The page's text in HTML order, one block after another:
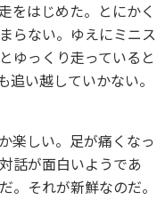
をはじめた。とにかく
らない。ゆえにミニス
ゆっくり走っていると
い越していかない。
楽しい。足が痛くなっ
話が面白いようであ
。それが新鮮なのだ。